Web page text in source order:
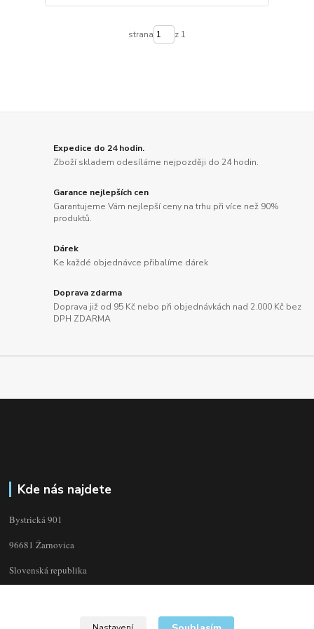
strana z 1
Expedice do 24 hodin.
Zboží skladem odesíláme nejpozději do 24 hodin.
Garance nejlepších cen
Garantujeme Vám nejlepší ceny na trhu při více než 90%
produktů.
Dárek
Ke každé objednávce přibalíme dárek
Doprava zdarma
Doprava již od 95 Kč nebo při objednávkách nad 2.000 Kč bez
DPH ZDARMA
Kde nás najdete
Bystrická 901
96681 Žarnovica
Slovenská republika